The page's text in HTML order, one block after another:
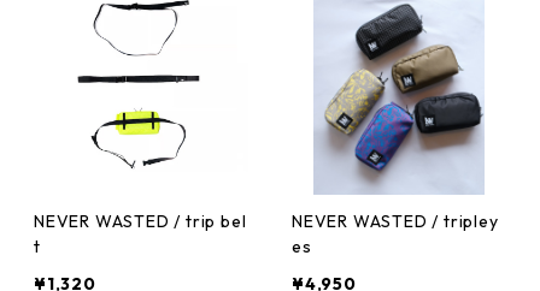
NEVER WASTED / trip bel
t
¥1,320
NEVER WASTED / tripley
es
¥4,950